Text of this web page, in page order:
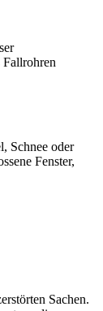
Fallrohren
Schnee oder
Fenster,
Sachen.